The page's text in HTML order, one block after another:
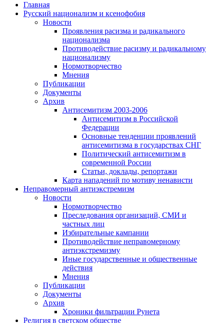
Главная
Русский национализм и ксенофобия
Новости
Проявления расизма и радикального
национализма
Противодействие расизму и радикальному
национализму
Нормотворчество
Мнения
Публикации
Документы
Архив
Антисемитизм 2003-2006
Антисемитизм в Российской
Федерации
Основные тенденции проявлений
антисемитизма в государствах СНГ
Политический антисемитизм в
современной России
Статьи, доклады, репортажи
Карта нападений по мотиву ненависти
Неправомерный антиэкстремизм
Новости
Нормотворчество
Преследования организаций, СМИ и
частных лиц
Избирательные кампании
Противодействие неправомерному
антиэкстремизму
Иные государственные и общественные
действия
Мнения
Публикации
Документы
Архив
Хроники фильтрации Рунета
Религия в светском обществе